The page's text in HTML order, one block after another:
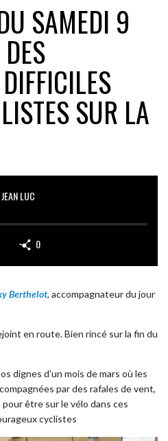
SAMEDI 9
SUR LA
JEAN LUC
0
Berthelot, accompagnateur du jour
en route. Bien rincé sur la fin du
dignes d’un mois de mars où les
par des rafales de vent,
être sur le vélo dans ces
cyclistes